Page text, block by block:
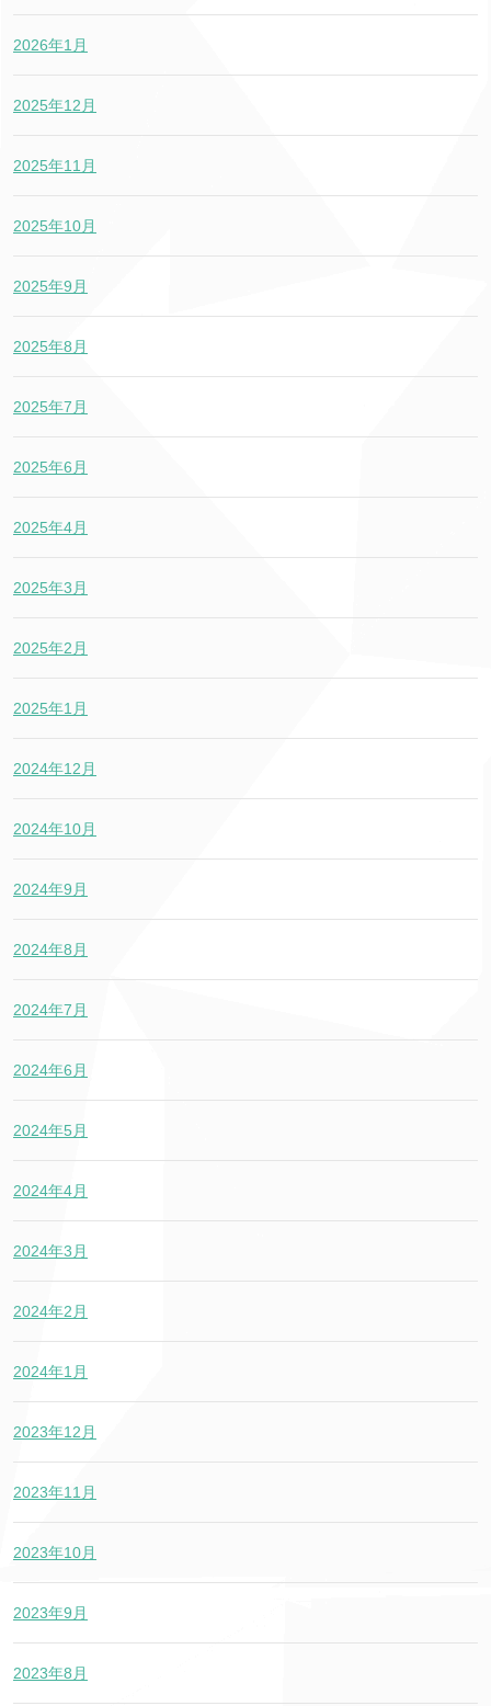
2026年1月
2025年12月
2025年11月
2025年10月
2025年9月
2025年8月
2025年7月
2025年6月
2025年4月
2025年3月
2025年2月
2025年1月
2024年12月
2024年10月
2024年9月
2024年8月
2024年7月
2024年6月
2024年5月
2024年4月
2024年3月
2024年2月
2024年1月
2023年12月
2023年11月
2023年10月
2023年9月
2023年8月